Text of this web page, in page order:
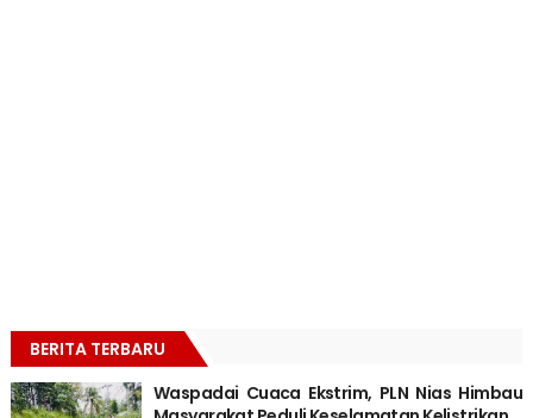
BERITA TERBARU
Waspadai Cuaca Ekstrim, PLN Nias Himbau